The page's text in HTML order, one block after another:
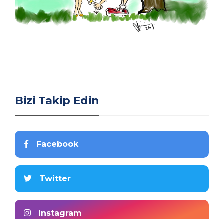
Bizi Takip Edin
Facebook
Twitter
Instagram